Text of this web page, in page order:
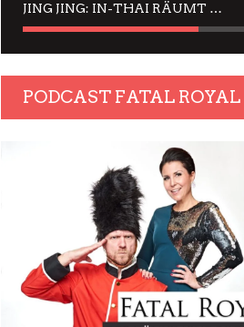
JING JING: IN-THAI RÄUMT WIEDER TITEL AB – EIN ZWEI-STUNDEN-ERLEBNISBERICHT
PODCAST FATAL ROYAL